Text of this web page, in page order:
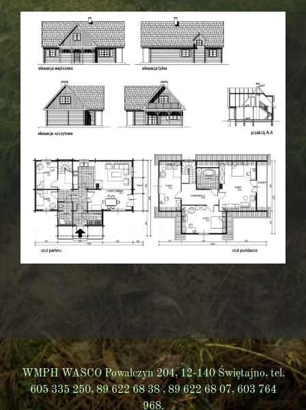
WMPH WASCO Powałczyn 204, 12-140 Świętajno, tel.
605 335 250, 89 622 68 38 , 89 622 68 07, 603 764
968.